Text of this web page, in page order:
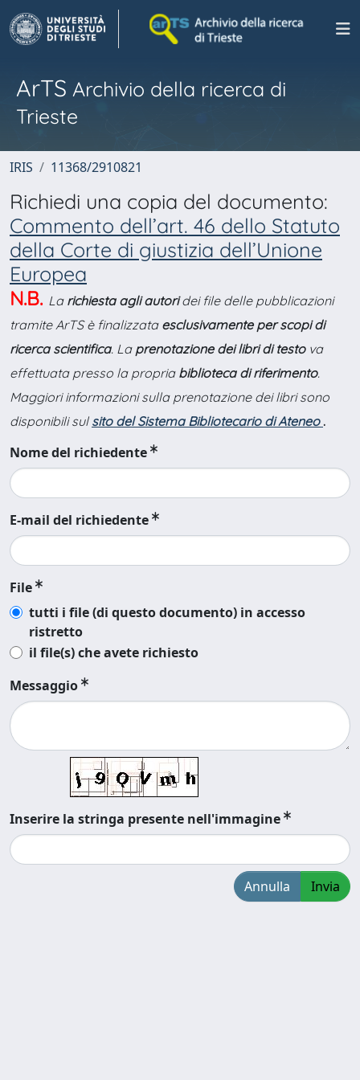
ArTS Archivio della ricerca di
Trieste
IRIS 11368/2910821
Richiedi una copia del documento:
Commento dell’art. 46 dello Statuto
della Corte di giustizia dell’Unione
Europea
N.B. La richiesta agli autoridei file delle pubblicazioni
tramite ArTS è finalizzata esclusivamente per scopi di
ricerca scientifica. La prenotazione dei libri di testova
effettuata presso la propria biblioteca di riferimento.
Maggiori informazioni sulla prenotazione dei libri sono
disponibili sul sito del Sistema Bibliotecario di Ateneo .
Nome del richiedente
E-mail del richiedente
File
tutti i file (di questo documento) in accesso
ristretto
il file(s) che avete richiesto
Messaggio
Inserire la stringa presente nell'immagine
Annulla Invia